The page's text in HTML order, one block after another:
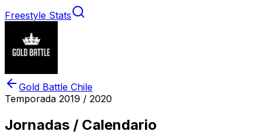
Freestyle Stats
Gold Battle Chile
Temporada 2019 / 2020
Jornadas / Calendario